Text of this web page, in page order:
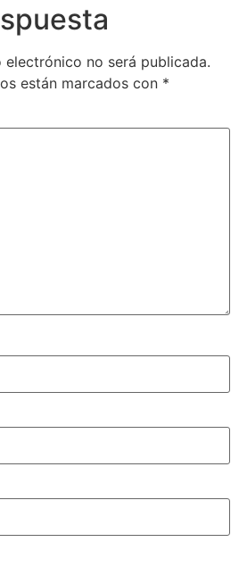
no será publicada.
están marcados con *